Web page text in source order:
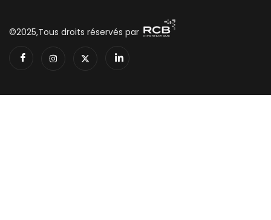
©2025,Tous droits réservés par